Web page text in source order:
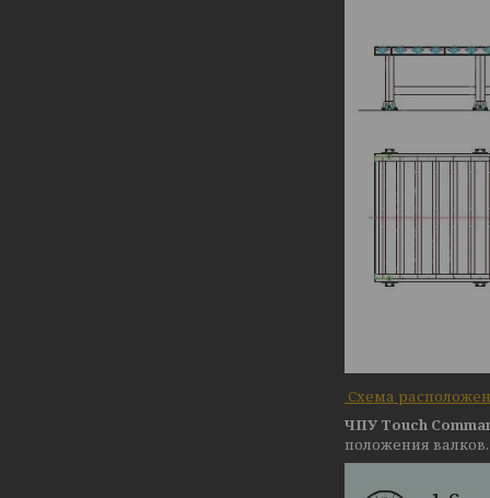
Схема
ЧПУ Touch
положения валков.